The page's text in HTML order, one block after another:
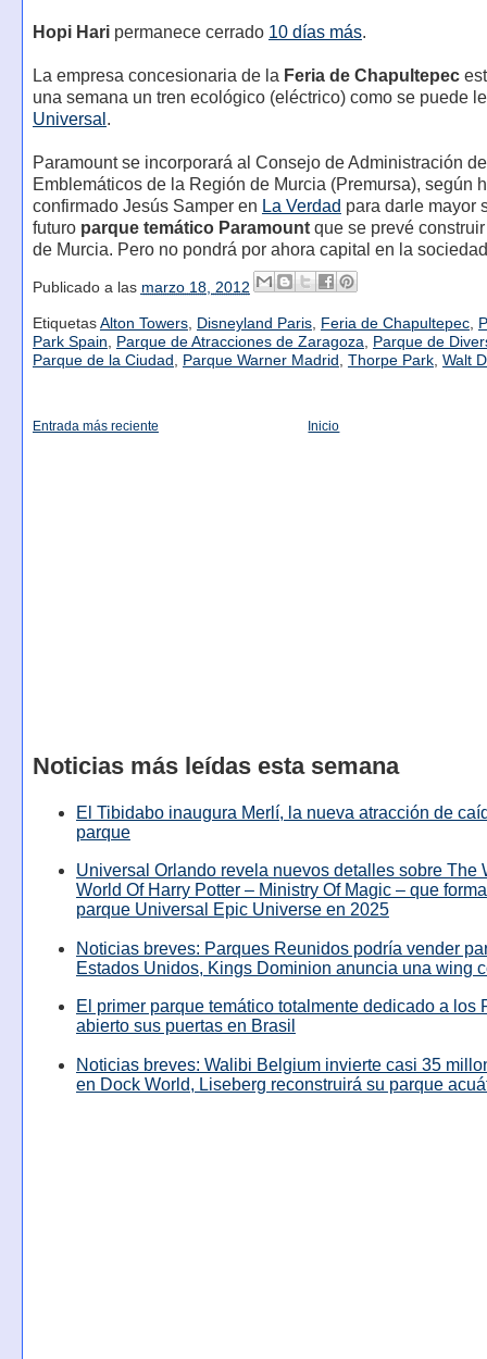
Hopi Haripermanece cerrado 10 días más.
La empresa concesionaria de la Feria de Chapultepec
una semana un tren ecológico (eléctrico) como se puede
Universal .
Paramount se incorporará al Consejo de Administración
Emblemáticos de la Región de Murcia (Premursa), según
confirmado Jesús Samper en La Verdad para darle mayor
futuro parque temático Paramountque se prevé
de Murcia. Pero no pondrá por ahora capital en la
Publicado a las marzo 18, 2012
Etiquetas Alton Towers, Disneyland Paris, Feria de Chapultepec,
Park Spain
Parque de Atracciones de Zaragoza
Parque de
Parque de la Ciudad
Parque Warner Madrid Thorpe Park, Walt
Entrada más reciente Inicio
Noticias más leídas esta semana
El Tibidabo inaugura Merlí, la nueva atracción de
parque
Universal Orlando revela nuevos detalles sobre The
World Of Harry Potter – Ministry Of Magic – que
parque Universal Epic Universe en 2025
Noticias breves: Parques Reunidos podría vender
Estados Unidos, Kings Dominion anuncia una wing
El primer parque temático totalmente dedicado a los
abierto sus puertas en Brasil
Noticias breves: Walibi Belgium invierte casi 35
en Dock World, Liseberg reconstruirá su parque